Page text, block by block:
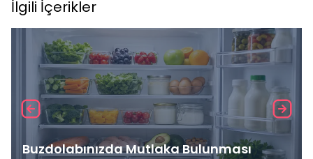
İlgili İçerikler
Buzdolabınızda Mutlaka Bulunması